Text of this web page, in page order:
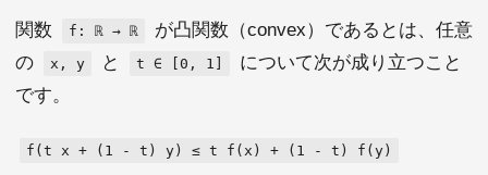
関数 f: ℝ → ℝ
が凸関数（convex）であるとは、任意
の
x, y と t ∈ [0, 1]
について次が成り立つこと
です。
f(t x + (1 - t) y) ≤ t f(x) + (1 - t) f(y)